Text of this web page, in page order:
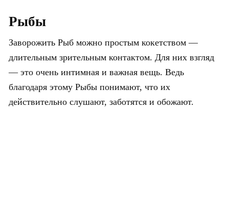
Рыбы
Заворожить Рыб можно простым кокетством —
длительным зрительным контактом. Для них взгляд
— это очень интимная и важная вещь. Ведь
благодаря этому Рыбы понимают, что их
действительно слушают, заботятся и обожают.